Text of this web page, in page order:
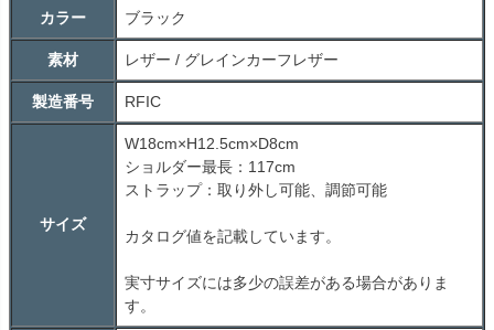
カラー ブラック
素材 レザー / グレインカーフレザー
製造番号 RFIC
サイズ
W18cm×H12.5cm×D8cm
ショルダー最長：117cm
ストラップ：取り外し可能、調節可能
カタログ値を記載しています。
実寸サイズには多少の誤差がある場合がありま
す。